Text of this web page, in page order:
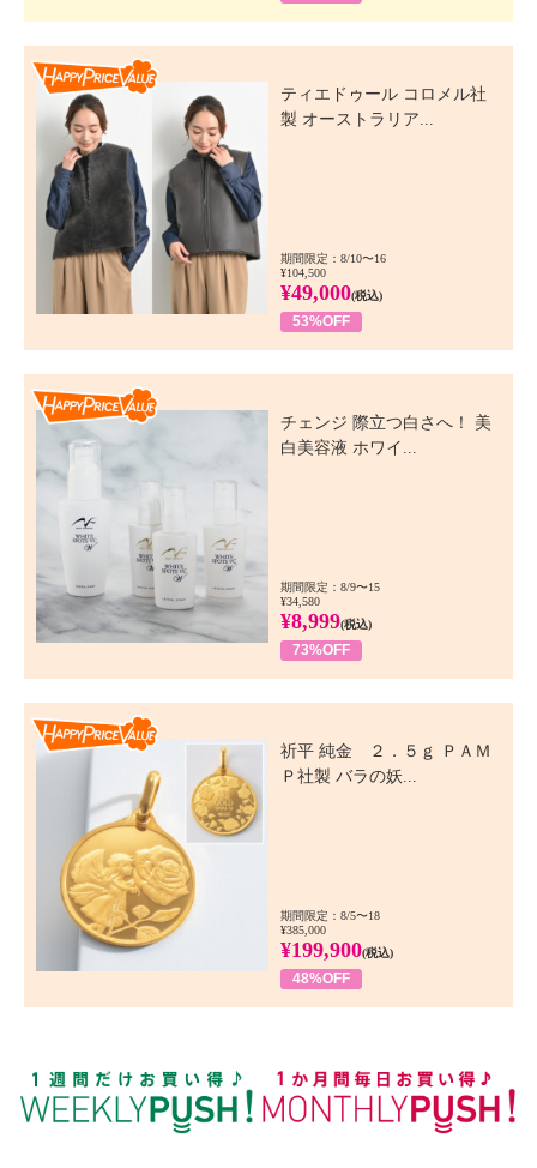
ティエドゥール コロメル社
製 オーストラリア...
期間限定：8/10〜16
¥104,500
¥49,000(税込)
53%OFF
チェンジ 際立つ白さへ！ 美
白美容液 ホワイ...
期間限定：8/9〜15
¥34,580
¥8,999(税込)
73%OFF
祈平 純金 ２．５ｇ ＰＡＭ
Ｐ社製 バラの妖...
期間限定：8/5〜18
¥385,000
¥199,900(税込)
48%OFF